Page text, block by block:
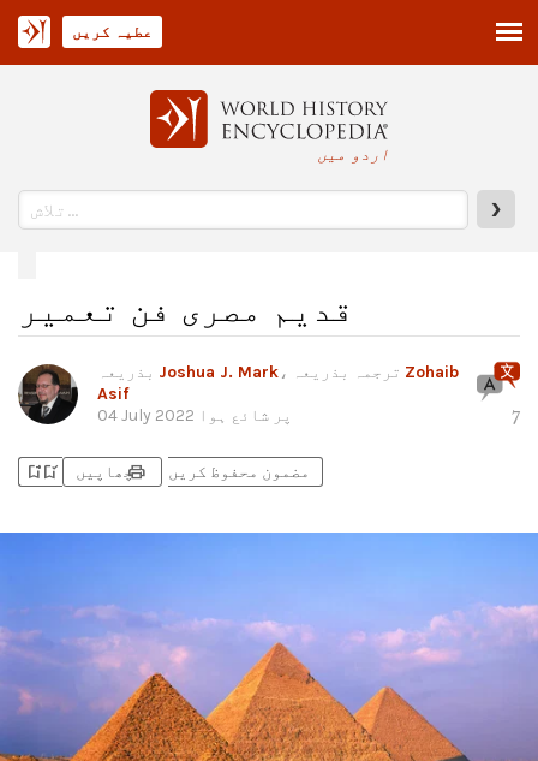
اردو میں
❯
عطیہ کریں
قدیم مصری فن تعمیر
Joshua J. Mark
Zohaib
Asif
04 July 2022 پر شائع ہوا 7
bookmark_addbookmark_added مضمون محفوظ کریں printچھاپیں